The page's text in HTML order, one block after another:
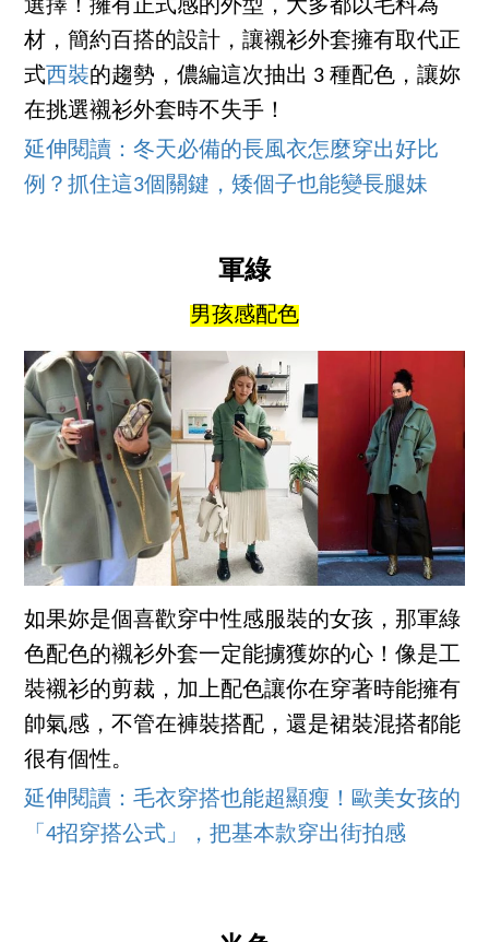
選擇！擁有正式感的外型，大多都以毛料為
材，簡約百搭的設計，讓襯衫外套擁有取代正
式西裝的趨勢，儂編這次抽出 3 種配色，讓妳
在挑選襯衫外套時不失手！
延伸閱讀：冬天必備的長風衣怎麼穿出好比
例？抓住這3個關鍵，矮個子也能變長腿妹
軍綠
男孩感配色
如果妳是個喜歡穿中性感服裝的女孩，那軍綠
色配色的襯衫外套一定能擄獲妳的心！像是工
裝襯衫的剪裁，加上配色讓你在穿著時能擁有
帥氣感，不管在褲裝搭配，還是裙裝混搭都能
很有個性。
延伸閱讀：毛衣穿搭也能超顯瘦！歐美女孩的
「4招穿搭公式」，把基本款穿出街拍感